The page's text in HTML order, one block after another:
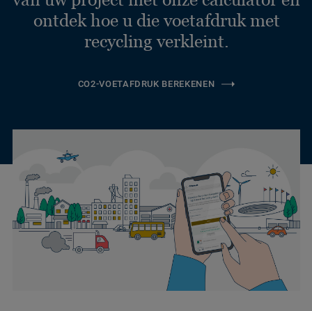
ontdek hoe u die voetafdruk met
recycling verkleint.
CO2-VOETAFDRUK BEREKENEN